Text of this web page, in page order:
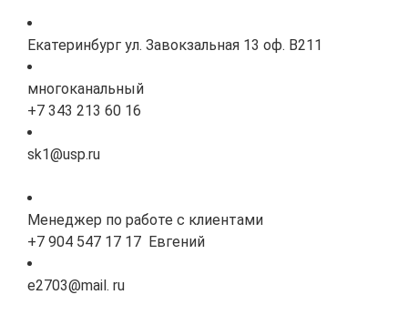
Екатеринбург ул. Завокзальная 13 оф. В211
многоканальный
+7 343 213 60 16
sk1@usp.ru
Менеджер по работе с клиентами
+7 904 547 17 17 Евгений
e2703@mail. ru